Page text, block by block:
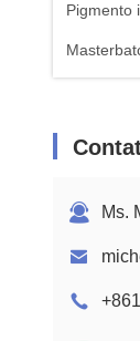
Pigmento
Ms.